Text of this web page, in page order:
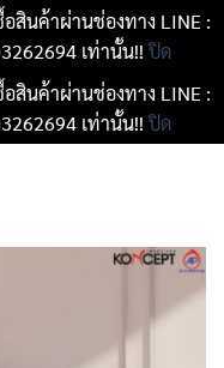
สินค้าผ่านช่องทาง LINE :
เท่านั้น!!ปิด
สินค้าผ่านช่องทาง LINE :
เท่านั้น!!ปิด